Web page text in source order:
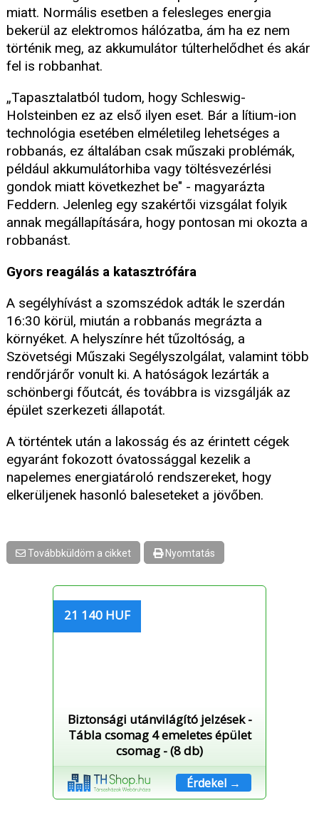
miatt. Normális esetben a felesleges energia
bekerül az elektromos hálózatba, ám ha ez nem
történik meg, az akkumulátor túlterhelődhet és akár
fel is robbanhat.
„Tapasztalatból tudom, hogy Schleswig-
Holsteinben ez az első ilyen eset. Bár a lítium-ion
technológia esetében elméletileg lehetséges a
robbanás, ez általában csak műszaki problémák,
például akkumulátorhiba vagy töltésvezérlési
gondok miatt következhet be" - magyarázta
Feddern. Jelenleg egy szakértői vizsgálat folyik
annak megállapítására, hogy pontosan mi okozta a
robbanást.
Gyors reagálás a katasztrófára
A segélyhívást a szomszédok adták le szerdán
16:30 körül, miután a robbanás megrázta a
környéket. A helyszínre hét tűzoltóság, a
Szövetségi Műszaki Segélyszolgálat, valamint több
rendőrjárőr vonult ki. A hatóságok lezárták a
schönbergi főutcát, és továbbra is vizsgálják az
épület szerkezeti állapotát.
A történtek után a lakosság és az érintett cégek
egyaránt fokozott óvatossággal kezelik a
napelemes energiatároló rendszereket, hogy
elkerüljenek hasonló baleseteket a jövőben.
Továbbküldöm a cikket Nyomtatás
21 140 HUF
Biztonsági utánvilágító jelzések -
Tábla csomag 4 emeletes épület
csomag - (8 db)
Érdekel →